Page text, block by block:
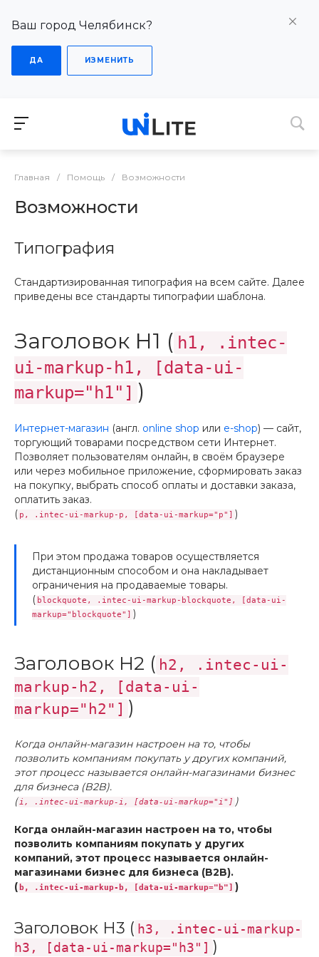
Ваш город Челябинск?
ДА ИЗМЕНИТЬ
Главная / Помощь / Возможности
Возможности
Типография
Стандартизированная типография на всем сайте. Далее
приведены все стандарты типографии шаблона.
Заголовок H1 ( h1, .intec-
ui-markup-h1, [data-ui-
markup="h1"] )
Интернет-магазин (англ. online shop или e-shop) — сайт,
торгующий товарами посредством сети Интернет.
Позволяет пользователям онлайн, в своём браузере
или через мобильное приложение, сформировать заказ
на покупку, выбрать способ оплаты и доставки заказа,
оплатить заказ.
( p, .intec-ui-markup-p, [data-ui-markup="p"] )
При этом продажа товаров осуществляется
дистанционным способом и она накладывает
ограничения на продаваемые товары.
( blockquote, .intec-ui-markup-blockquote, [data-ui-
markup="blockquote"] )
Заголовок H2 ( h2, .intec-ui-
markup-h2, [data-ui-
markup="h2"] )
Когда онлайн-магазин настроен на то, чтобы
позволить компаниям покупать у других компаний,
этот процесс называется онлайн-магазинами бизнес
для бизнеса (B2B).
(i, .intec-ui-markup-i, [data-ui-markup="i"] )
Когда онлайн-магазин настроен на то, чтобы
позволить компаниям покупать у других
компаний, этот процесс называется онлайн-
магазинами бизнес для бизнеса (B2B).
( b, .intec-ui-markup-b, [data-ui-markup="b"] )
Заголовок H3 ( h3, .intec-ui-markup-
h3, [data-ui-markup="h3"] )